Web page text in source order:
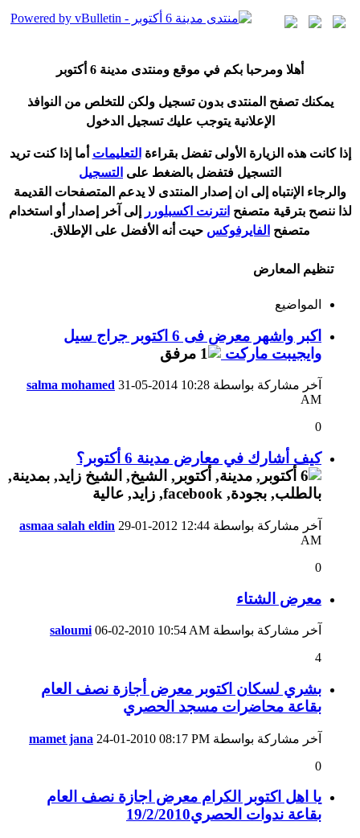
هلا ومرحبا بكم في موقع ومنتدى مدينة 6 أكتوبر
يمكنك تصفح المنتدى بدون تسجيل ولكن للتخلص من النوافذ
الإعلانية يتوجب عليك تسجيل الدخول
إذا كانت هذه الزيارة الأولى تفضل بقراءة التعليمات ما إذا كنت تريد
التسجيل فتفضل بالضغط على التسجيل
والرجاء الإنتباه إلى ان إصدار المنتدى لا يدعم المتصفحات القديمة
لذا ننصح بترقية متصفح انترنت اكسبلورر إلى آخر إصدار أو استخدام
متصفح الفايرفوكس حيت نه الأفضل على الإطلاق.
تنظيم المعارض
المواضيع
اكبر واشهر معرض فى 6 اكتوبر جراج سيل
وايجيبت ماركت
آخر مشاركة بواسطة salma mohamed 31-05-2014 10:28
AM
0
كيف أشارك في معارض مدينة 6 أكتوبر؟
آخر مشاركة بواسطة asmaa salah eldin 29-01-2012 12:44
AM
0
معرض الشتاء
آخر مشاركة بواسطة saloumi 06-02-2010 10:54 AM
4
بشري لسكان اكتوبر معرض أجازة نصف العام
بقاعة محاضرات مسجد الحصري
آخر مشاركة بواسطة mamet jana 24-01-2010 08:17 PM
0
يا اهل اكتوبر الكرام معرض اجازة نصف العام
بقاعة ندوات الحصري19/2/2010